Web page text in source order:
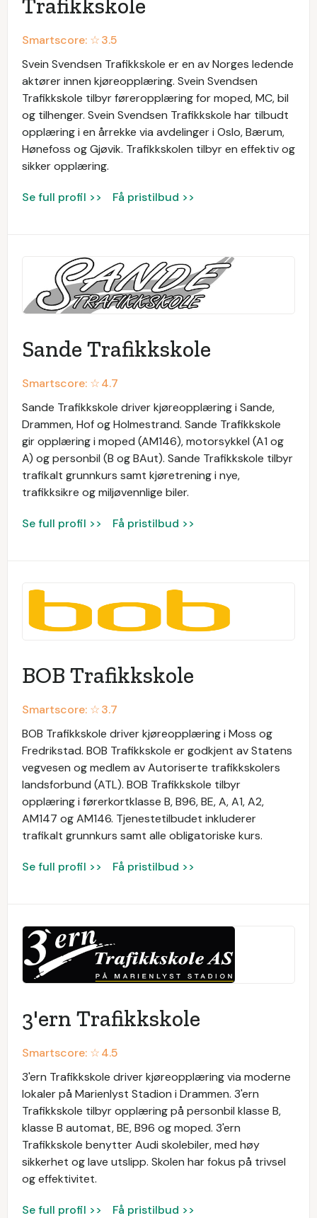
Trafikkskole
Smartscore: ☆3.5
Svein Svendsen Trafikkskole er en av Norges ledende
aktører innen kjøreopplæring. Svein Svendsen
Trafikkskole tilbyr føreropplæring for moped, MC, bil
og tilhenger. Svein Svendsen Trafikkskole har tilbudt
opplæring i en årrekke via avdelinger i Oslo, Bærum,
Hønefoss og Gjøvik. Trafikkskolen tilbyr en effektiv og
sikker opplæring.
Se full profil >> Få pristilbud >>
Sande Trafikkskole
Smartscore: ☆4.7
Sande Trafikkskole driver kjøreopplæring i Sande,
Drammen, Hof og Holmestrand. Sande Trafikkskole
gir opplæring i moped (AM146), motorsykkel (A1 og
A) og personbil (B og BAut). Sande Trafikkskole tilbyr
trafikalt grunnkurs samt kjøretrening i nye,
trafikksikre og miljøvennlige biler.
Se full profil >> Få pristilbud >>
BOB Trafikkskole
Smartscore: ☆3.7
BOB Trafikkskole driver kjøreopplæring i Moss og
Fredrikstad. BOB Trafikkskole er godkjent av Statens
vegvesen og medlem av Autoriserte trafikkskolers
landsforbund (ATL). BOB Trafikkskole tilbyr
opplæring i førerkortklasse B, B96, BE, A, A1, A2,
AM147 og AM146. Tjenestetilbudet inkluderer
trafikalt grunnkurs samt alle obligatoriske kurs.
Se full profil >> Få pristilbud >>
3'ern Trafikkskole
Smartscore: ☆4.5
3'ern Trafikkskole driver kjøreopplæring via moderne
lokaler på Marienlyst Stadion i Drammen. 3'ern
Trafikkskole tilbyr opplæring på personbil klasse B,
klasse B automat, BE, B96 og moped. 3'ern
Trafikkskole benytter Audi skolebiler, med høy
sikkerhet og lave utslipp. Skolen har fokus på trivsel
og effektivitet.
Se full profil >> Få pristilbud >>